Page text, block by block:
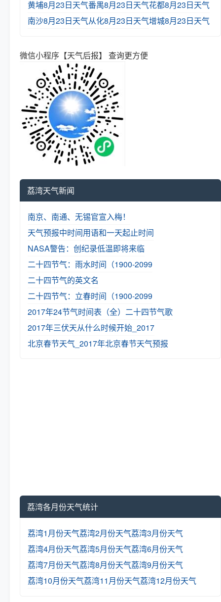
黄埔8月23日天气番禺8月23日天气花都8月23日天气
南沙8月23日天气从化8月23日天气增城8月23日天气
微信小程序【天气后报】 查询更方便
荔湾天气新闻
南京、南通、无锡官宣入梅！
天气预报中时间用语和一天起止时间
NASA警告：创纪录低温即将来临
二十四节气：雨水时间（1900-2099
二十四节气的英文名
二十四节气：立春时间（1900-2099
2017年24节气时间表（全） 二十四节气歌
2017年三伏天从什么时候开始_2017
北京春节天气_2017年北京春节天气预报
荔湾各月份天气统计
荔湾1月份天气荔湾2月份天气荔湾3月份天气
荔湾4月份天气荔湾5月份天气荔湾6月份天气
荔湾7月份天气荔湾8月份天气荔湾9月份天气
荔湾10月份天气荔湾11月份天气荔湾12月份天气